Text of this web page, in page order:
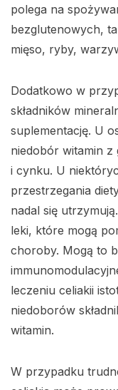
polega na
bezglutenowych,
mięso, ryby,
Dodatkowo w
składników
suplementację. U
niedobór witamin z
i cynku. U
przestrzegania
nadal się
leki, które mogą
choroby. Mogą to
leczeniu celiakii
niedoborów
witamin.
W przypadku